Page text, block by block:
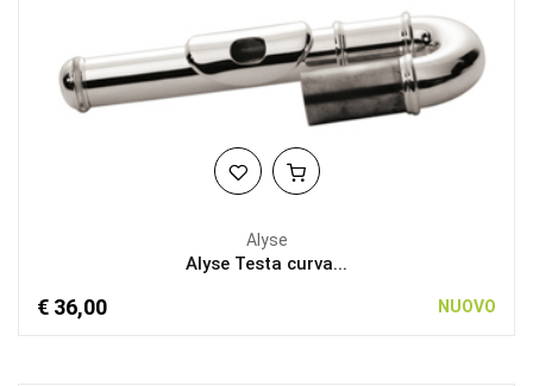
Alyse
Alyse Testa curva...
€ 36,00 NUOVO